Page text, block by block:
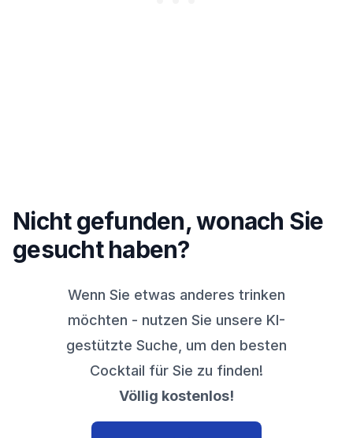
Nicht gefunden, wonach Sie
gesucht haben?
Wenn Sie etwas anderes trinken
möchten - nutzen Sie unsere KI-
gestützte Suche, um den besten
Cocktail für Sie zu finden!
Völlig kostenlos!